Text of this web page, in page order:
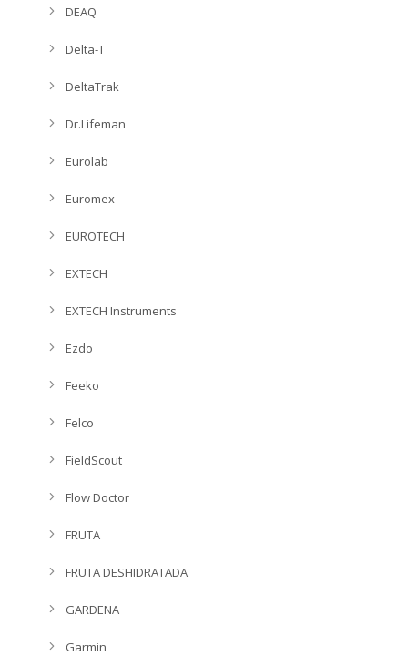
DEAQ
Delta-T
DeltaTrak
Dr.Lifeman
Eurolab
Euromex
EUROTECH
EXTECH
EXTECH Instruments
Ezdo
Feeko
Felco
FieldScout
Flow Doctor
FRUTA
FRUTA DESHIDRATADA
GARDENA
Garmin